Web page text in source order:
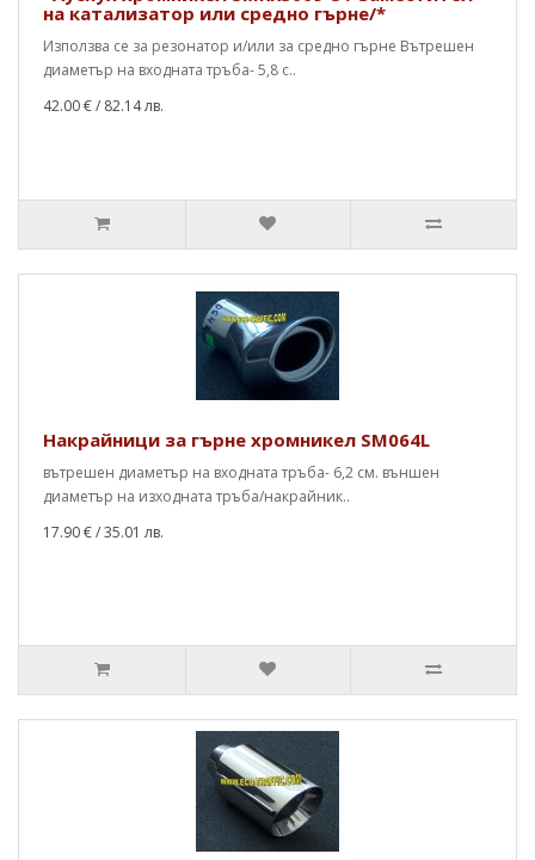
на катализатор или средно гърне/*
Използва се за резонатор и/или за средно гърне Вътрешен
диаметър на входната тръба- 5,8 с..
42.00 €/ 82.14 лв.
Накрайници за гърне хромникел SM064L
вътрешен диаметър на входната тръба- 6,2 см. външен
диаметър на изходната тръба/накрайник..
17.90 €/ 35.01 лв.